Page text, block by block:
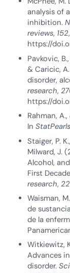
analysis of
inhibition.
reviews, 152
https://
Pavkovic,
& Caricic,
disorder,
research,
https://
Rahman,
In
Staiger, P.
Milward, J.
Alcohol,
First
research,22
Waisman,
de
de la
Witkiewitz,
Advances
disorder.